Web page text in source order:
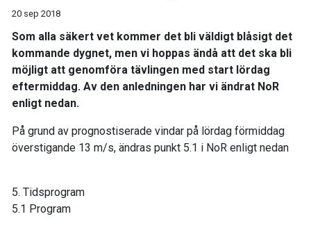
20 sep 2018
Som alla säkert vet kommer det bli väldigt blåsigt det
kommande dygnet, men vi hoppas ändå att det ska bli
möjligt att genomföra tävlingen med start lördag
eftermiddag. Av den anledningen har vi ändrat NoR
enligt nedan.
På grund av prognostiserade vindar på lördag förmiddag
överstigande 13 m/s, ändras punkt 5.1 i NoR enligt nedan
5. Tidsprogram
5.1 Program